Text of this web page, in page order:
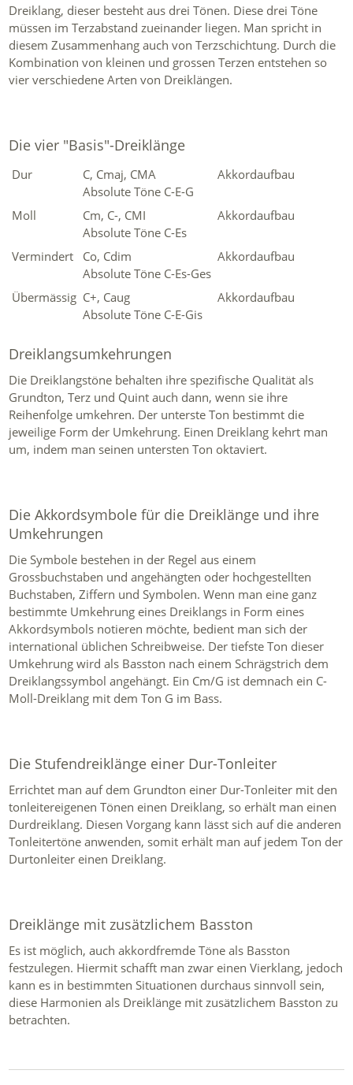
Dreiklang, dieser besteht aus drei Tönen. Diese drei Töne
müssen im Terzabstand zueinander liegen. Man spricht in
diesem Zusammenhang auch von Terzschichtung. Durch die
Kombination von kleinen und grossen Terzen entstehen so
vier verschiedene Arten von Dreiklängen.
Die vier "Basis"-Dreiklänge
Dur
C, Cmaj, CMA
Absolute Töne C-E-G
Akkordaufbau
Moll
Cm, C-, CMI
Absolute Töne C-Es
Akkordaufbau
Vermindert
Co, Cdim
Absolute Töne C-Es-Ges
Akkordaufbau
Übermässig C+, Caug
Absolute Töne C-E-Gis
Akkordaufbau
Dreiklangsumkehrungen
Die Dreiklangstöne behalten ihre spezifische Qualität als
Grundton, Terz und Quint auch dann, wenn sie ihre
Reihenfolge umkehren. Der unterste Ton bestimmt die
jeweilige Form der Umkehrung. Einen Dreiklang kehrt man
um, indem man seinen untersten Ton oktaviert.
Die Akkordsymbole für die Dreiklänge und ihre
Umkehrungen
Die Symbole bestehen in der Regel aus einem
Grossbuchstaben und angehängten oder hochgestellten
Buchstaben, Ziffern und Symbolen. Wenn man eine ganz
bestimmte Umkehrung eines Dreiklangs in Form eines
Akkordsymbols notieren möchte, bedient man sich der
international üblichen Schreibweise. Der tiefste Ton dieser
Umkehrung wird als Basston nach einem Schrägstrich dem
Dreiklangssymbol angehängt. Ein Cm/G ist demnach ein C-
Moll-Dreiklang mit dem Ton G im Bass.
Die Stufendreiklänge einer Dur-Tonleiter
Errichtet man auf dem Grundton einer Dur-Tonleiter mit den
tonleitereigenen Tönen einen Dreiklang, so erhält man einen
Durdreiklang. Diesen Vorgang kann lässt sich auf die anderen
Tonleitertöne anwenden, somit erhält man auf jedem Ton der
Durtonleiter einen Dreiklang.
Dreiklänge mit zusätzlichem Basston
Es ist möglich, auch akkordfremde Töne als Basston
festzulegen. Hiermit schafft man zwar einen Vierklang, jedoch
kann es in bestimmten Situationen durchaus sinnvoll sein,
diese Harmonien als Dreiklänge mit zusätzlichem Basston zu
betrachten.